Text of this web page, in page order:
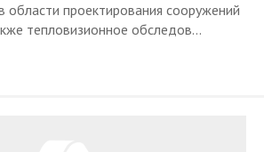
области проектирования сооружений
тепловизионное обследов...